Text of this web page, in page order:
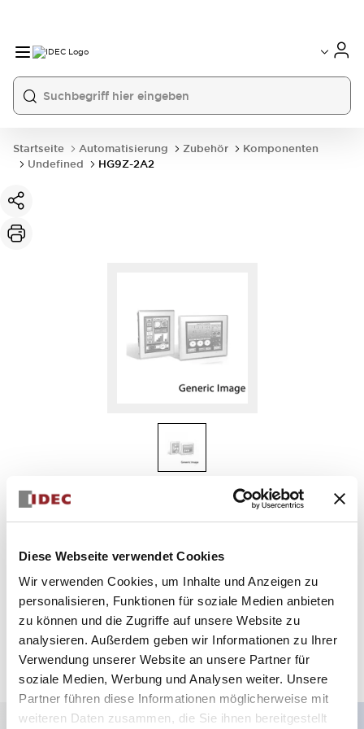
Diese Webseite verwendet Cookies
Wir verwenden Cookies, um Inhalte und Anzeigen zu
personalisieren, Funktionen für soziale Medien anbieten
zu können und die Zugriffe auf unsere Website zu
analysieren. Außerdem geben wir Informationen zu Ihrer
Verwendung unserer Website an unsere Partner für
soziale Medien, Werbung und Analysen weiter. Unsere
Partner führen diese Informationen möglicherweise mit
weiteren Daten zusammen, die Sie ihnen bereitgestellt
Startseite Automatisierung Zubehör
Komponenten
Undefined
HG9Z-2A2
HG9Z-2A2
MONTAGEADAPTER
Menge auswählen
zum Zitat hinzufügen